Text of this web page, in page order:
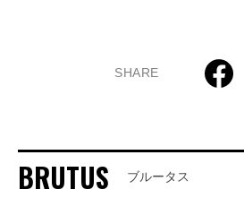
SHARE
BRUTUS ブルータス